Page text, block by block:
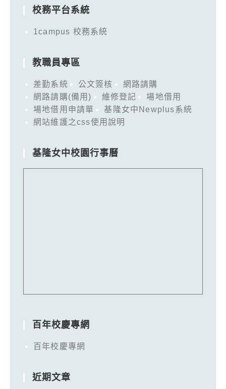
校務平台系統
1campus 校務系統
教職員專區
差勤系統 公文簽核
網路請購
網路請購(備用)
維修登記
場地借用
場地借用申請單
基隆女中Newplus系統
網站維護之css使用說明
基隆女中校園行事曆
百年校慶專網
百年校慶專網
近期文章